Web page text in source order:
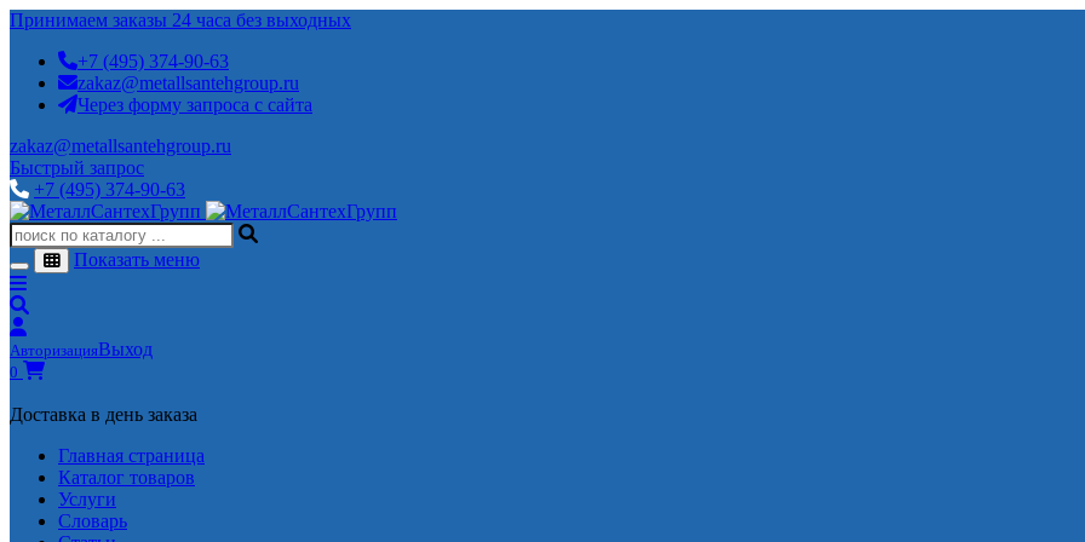
Принимаем заказы 24 часа без выходных
+7 (495) 374-90-63
zakaz@metallsantehgroup.ru
Через форму запроса с сайта
zakaz@metallsantehgroup.ru
Быстрый запрос
+7 (495) 374-90-63
Показать меню
АвторизацияВыход
0
Доставка в день заказа
Главная страница
Каталог товаров
Услуги
Словарь